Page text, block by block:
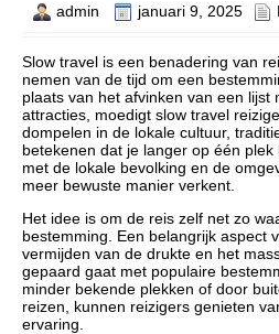
admin januari 9, 2025
Slow travel is een benadering van
nemen van de tijd om een
plaats van het afvinken van een lijst
attracties, moedigt slow travel
dompelen in de lokale cultuur,
betekenen dat je langer op één
met de lokale bevolking en de
meer bewuste manier verkent.
Het idee is om de reis zelf net zo
bestemming. Een belangrijk aspect
vermijden van de drukte en het
gepaard gaat met populaire
minder bekende plekken of door
reizen, kunnen reizigers genieten
ervaring.